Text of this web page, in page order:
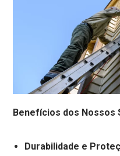
Benefícios dos Nossos
Durabilidade e